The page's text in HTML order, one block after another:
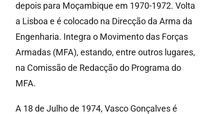
depois para Moçambique em 1970-1972. Volta
a Lisboa e é colocado na Direcção da Arma da
Engenharia. Integra o Movimento das Forças
Armadas (MFA), estando, entre outros lugares,
na Comissão de Redacção do Programa do
MFA.
A 18 de Julho de 1974, Vasco Gonçalves é